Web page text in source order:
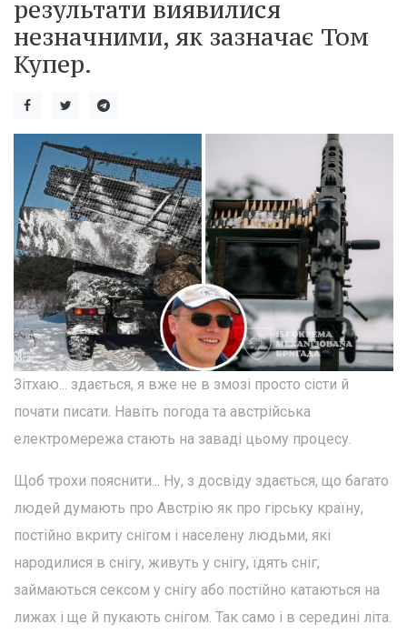
результати виявилися
незначними, як зазначає Том
Купер.
Зітхаю... здається, я вже не в змозі просто сісти й
почати писати. Навіть погода та австрійська
електромережа стають на заваді цьому процесу.
Щоб трохи пояснити... Ну, з досвіду здається, що багато
людей думають про Австрію як про гірську країну,
постійно вкриту снігом і населену людьми, які
народилися в снігу, живуть у снігу, їдять сніг,
займаються сексом у снігу або постійно катаються на
лижах і ще й пукають снігом. Так само і в середині літа.